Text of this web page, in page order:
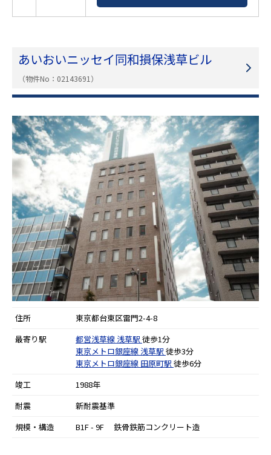
あいおいニッセイ同和損保浅草ビル
（物件No：02143691）
住所
東京都台東区雷門2-4-8
最寄り駅
都営浅草線 浅草駅 徒歩1分
東京メトロ銀座線 浅草駅 徒歩3分
東京メトロ銀座線 田原町駅 徒歩6分
竣工
1988年
耐震
新耐震基準
規模・構造
B1F - 9F 鉄骨鉄筋コンクリート造